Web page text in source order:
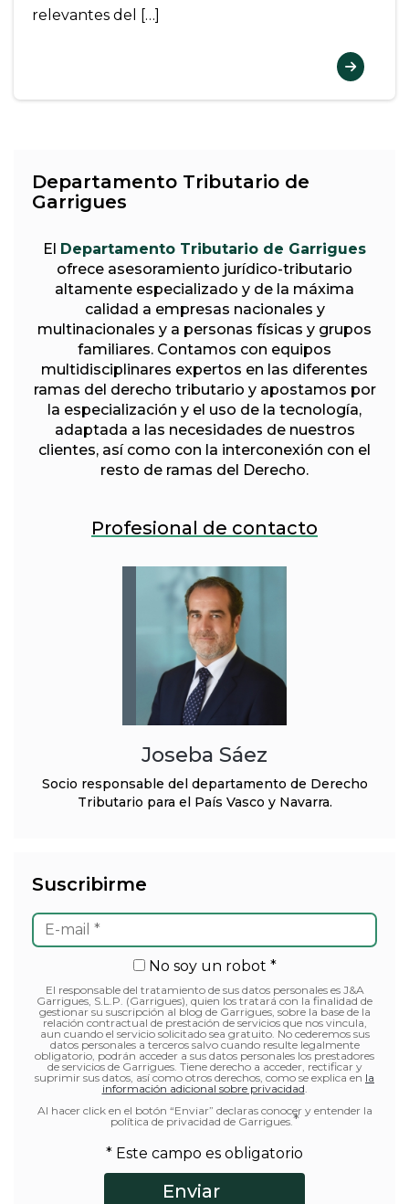
relevantes del […]
Departamento Tributario de
Garrigues
El Departamento Tributario de Garrigues
ofrece asesoramiento jurídico-tributario
altamente especializado y de la máxima
calidad a empresas nacionales y
multinacionales y a personas físicas y grupos
familiares. Contamos con equipos
multidisciplinares expertos en las diferentes
ramas del derecho tributario y apostamos por
la especialización y el uso de la tecnología,
adaptada a las necesidades de nuestros
clientes, así como con la interconexión con el
resto de ramas del Derecho.
Profesional de contacto
Joseba Sáez
Socio responsable del departamento de Derecho
Tributario para el País Vasco y Navarra.
Suscribirme
No soy un robot *
El responsable del tratamiento de sus datos personales es J&A
Garrigues, S.L.P. (Garrigues), quien los tratará con la finalidad de
gestionar su suscripción al blog de Garrigues, sobre la base de la
relación contractual de prestación de servicios que nos vincula,
aun cuando el servicio solicitado sea gratuito. No cederemos sus
datos personales a terceros salvo cuando resulte legalmente
obligatorio, podrán acceder a sus datos personales los prestadores
de servicios de Garrigues. Tiene derecho a acceder, rectificar y
suprimir sus datos, así como otros derechos, como se explica en la
información adicional sobre privacidad
Al hacer click en el botón “Enviar” declaras conocer y entender la
política de privacidad de Garrigues. *
* Este campo es obligatorio